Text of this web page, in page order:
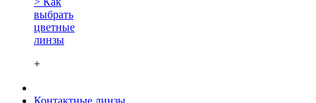
выбрать
цветные
линзы
+